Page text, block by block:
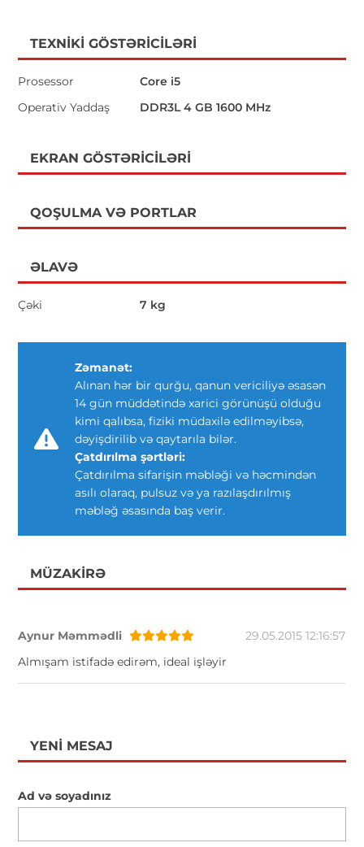
TEXNIKI GÖSTƏRICILƏRI
Prosessor
Core i5
Operativ Yaddaş
DDR3L 4 GB 1600 MHz
EKRAN GÖSTƏRICILƏRI
QOŞULMA VƏ PORTLAR
ƏLAVƏ
Çəki 7 kg
Zəmanət:
Alınan hər bir qurğu, qanun vericiliyə əsasən
14 gün müddətində xarici görünüşü olduğu
kimi qalıbsa, fiziki müdaxilə edilməyibsə,
dəyişdirilib və qaytarıla bilər.
Çatdırılma şərtləri:
Çatdırılma sifarişin məbləği və həcmindən
asılı olaraq, pulsuz və ya razılaşdırılmış
məbləğ əsasında baş verir.
MÜZAKIRƏ
Aynur Məmmədli
29.05.2015 12:16:57
Almışam istifadə edirəm, ideal işləyir
YENI MESAJ
Ad və soyadınız